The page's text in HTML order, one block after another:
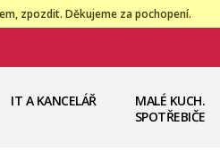
zpozdit. Děkujeme za pochopení.
IT A KANCELÁŘ
MALÉ KUCH.
SPOTŘEBIČE